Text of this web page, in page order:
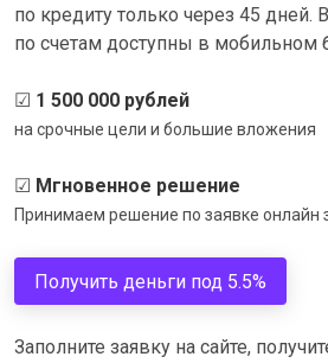
по кредиту только через 45 дней.
по счетам доступны в мобильном
☑ 1 500 000 рублей
на срочные цели и большие вложения
☑ Мгновенное решение
Принимаем решение по заявке онлайн
Получить деньги под 5.5%
Заполните заявку на сайте,